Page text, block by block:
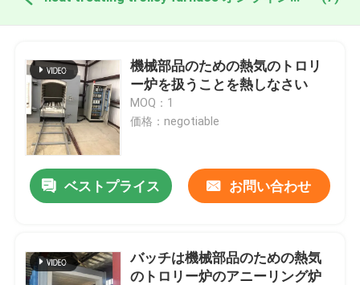
機械部品のための熱気のトロリ
ー炉を扱うことを熱しなさい
MOQ：1
価格：negotiable
ベストプライス お問い合わせ
バッチは機械部品のための熱気
のトロリー炉のアニーリング炉